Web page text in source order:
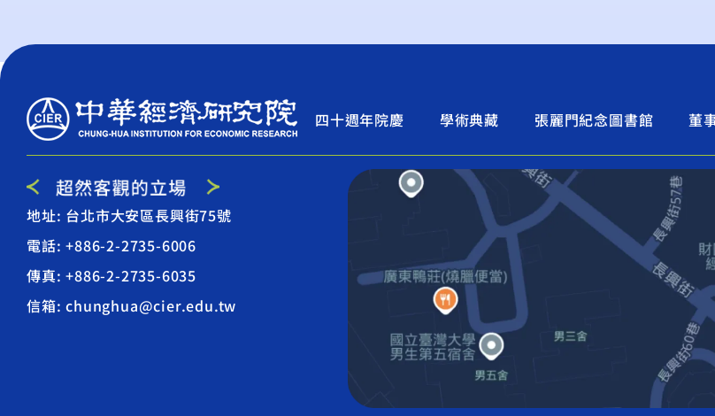
四十週年院慶 學術典藏 張麗門紀念圖書館 董
地址: 台北市大安區長興街75號
電話: +886-2-2735-6006
傳真: +886-2-2735-6035
信箱: chunghua@cier.edu.tw